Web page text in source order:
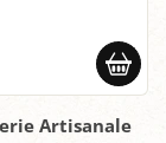
Artisanale